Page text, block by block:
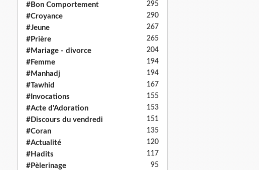
#Bon Comportement 295
#Croyance 290
#Jeune 267
#Prière 265
#Mariage - divorce 204
#Femme 194
#Manhadj 194
#Tawhid 167
#Invocations 155
#Acte d'Adoration 153
#Discours du vendredi 151
#Coran 135
#Actualité 120
#Hadits 117
#Pèlerinage 95